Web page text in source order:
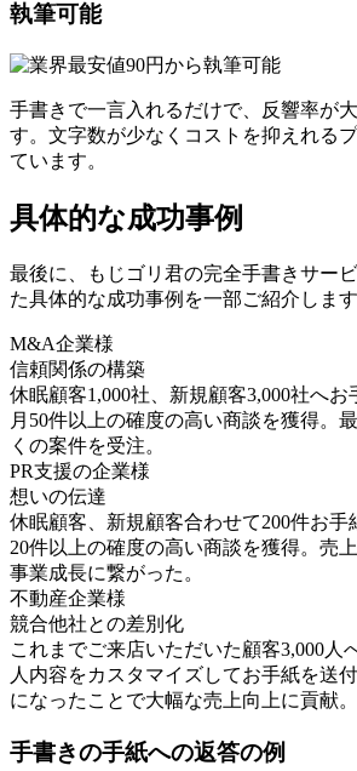
執筆可能
手書きで一言入れるだけで、反響率が
す。文字数が少なくコストを抑えれる
ています。
具体的な成功事例
最後に、もじゴリ君の完全手書きサー
た具体的な成功事例を一部ご紹介します
M&A企業様
信頼関係の構築
休眠顧客1,000社、新規顧客3,000社へ
月50件以上の確度の高い商談を獲得。
くの案件を受注。
PR支援の企業様
想いの伝達
休眠顧客、新規顧客合わせて200件お手
20件以上の確度の高い商談を獲得。売
事業成長に繋がった。
不動産企業様
競合他社との差別化
これまでご来店いただいた顧客3,000人
人内容をカスタマイズしてお手紙を送
になったことで大幅な売上向上に貢献。
手書きの手紙への返答の例